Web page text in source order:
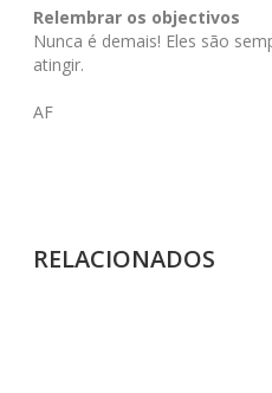
Relembrar os objectivos
Nunca é demais! Eles são
atingir.
AF
RELACIONADOS